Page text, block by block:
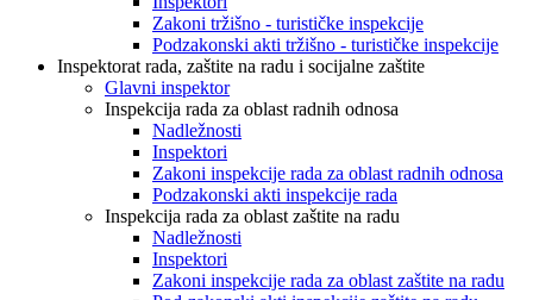
Zakoni tržišno - turističke inspekcije
Podzakonski akti tržišno - turističke inspekcije
Inspektorat rada, zaštite na radu i socijalne zaštite
Glavni inspektor
Inspekcija rada za oblast radnih odnosa
Nadležnosti
Inspektori
Zakoni inspekcije rada za oblast radnih odnosa
Podzakonski akti inspekcije rada
Inspekcija rada za oblast zaštite na radu
Nadležnosti
Inspektori
Zakoni inspekcije rada za oblast zaštite na radu